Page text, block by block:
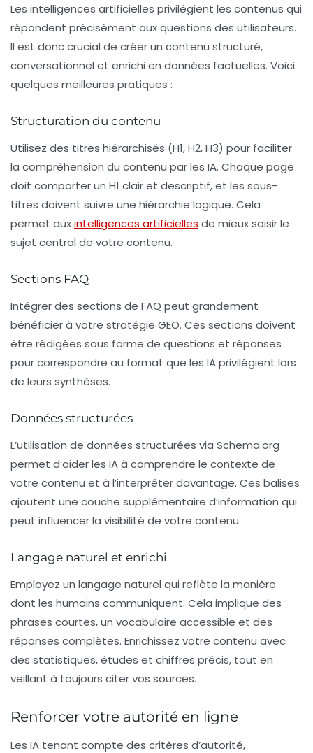
Les intelligences artificielles privilégient les contenus qui
répondent précisément aux questions des utilisateurs.
Il est donc crucial de créer un contenu structuré,
conversationnel et enrichi en données factuelles. Voici
quelques meilleures pratiques :
Structuration du contenu
Utilisez des titres hiérarchisés (H1, H2, H3) pour faciliter
la compréhension du contenu par les IA. Chaque page
doit comporter un H1 clair et descriptif, et les sous-
titres doivent suivre une hiérarchie logique. Cela
permet auxintelligences artificielles de mieux saisir le
sujet central de votre contenu.
Sections FAQ
Intégrer des sections de FAQ peut grandement
bénéficier à votre stratégie GEO. Ces sections doivent
être rédigées sous forme de questions et réponses
pour correspondre au format que les IA privilégient lors
de leurs synthèses.
Données structurées
L’utilisation de données structurées via Schema.org
permet d’aider les IA à comprendre le contexte de
votre contenu et à l’interpréter davantage. Ces balises
ajoutent une couche supplémentaire d’information qui
peut influencer la visibilité de votre contenu.
Langage naturel et enrichi
Employez un langage naturel qui reflète la manière
dont les humains communiquent. Cela implique des
phrases courtes, un vocabulaire accessible et des
réponses complètes. Enrichissez votre contenu avec
des statistiques, études et chiffres précis, tout en
veillant à toujours citer vos sources.
Renforcer votre autorité en ligne
Les IA tenant compte des critères d’autorité,